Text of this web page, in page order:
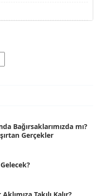
Bağırsaklarımızda mı?
Gerçekler